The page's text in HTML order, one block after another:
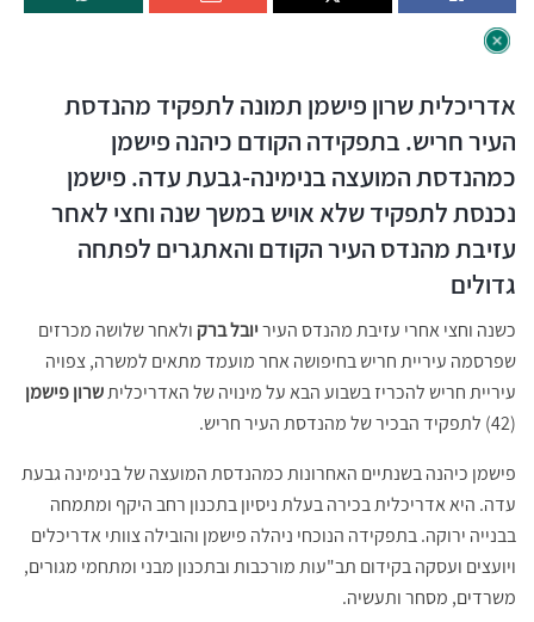
אדריכלית שרון פישמן תמונה לתפקיד מהנדסת
העיר חריש. בתפקידה הקודם כיהנה פישמן
כמהנדסת המועצה בנימינה-גבעת עדה. פישמן
נכנסת לתפקיד שלא אויש במשך שנה וחצי לאחר
עזיבת מהנדס העיר הקודם והאתגרים לפתחה
גדולים
כשנה וחצי אחרי עזיבת מהנדס העיריובל ברק ולאחר שלושה מכרזים
שפרסמה עיריית חריש בחיפושה אחר מועמד מתאים למשרה, צפויה
עיריית חריש להכריז בשבוע הבא על מינויה של האדריכליתשרון פישמן
(42) לתפקיד הבכיר של מהנדסת העיר חריש.
פישמן כיהנה בשנתיים האחרונות כמהנדסת המועצה של בנימינה גבעת
עדה. היא אדריכלית בכירה בעלת ניסיון בתכנון רחב היקף ומתמחה
בבנייה ירוקה. בתפקידה הנוכחי ניהלה פישמן והובילה צוותי אדריכלים
ויועצים ועסקה בקידום תב"עות מורכבות ובתכנון מבני ומתחמי מגורים,
משרדים, מסחר ותעשיה.